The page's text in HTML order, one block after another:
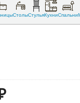
СтолыСтульяКухниСпальни